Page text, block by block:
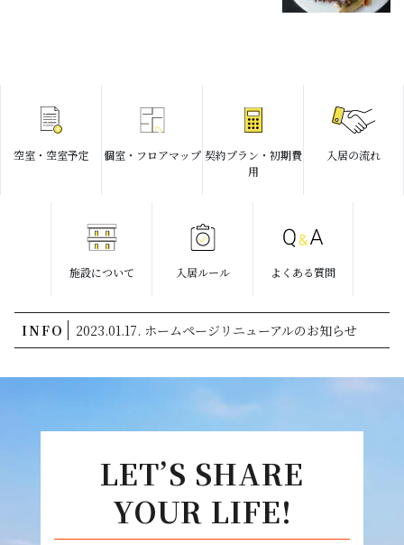
空室・空室予定 個室・フロアマップ 契約プラン・初期費
用
入居の流れ
施設について 入居ルール よくある質問
INFO 2023.01.17. ホームページリニューアルのお知らせ
LET’S SHARE
YOUR LIFE!